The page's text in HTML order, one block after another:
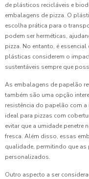
de plásticos recicláveis e
embalagens de pizza. O
escolha prática para o
podem ser herméticas,
pizza. No entanto, é
plásticas considerem o
sustentáveis sempre que
As embalagens de papelão
também são uma opção
resistência do papelão com
ideal para pizzas com
evitar que a umidade penetre
fresca. Além disso, essas
qualidade, permitindo que as
personalizados.
Outro aspecto a ser